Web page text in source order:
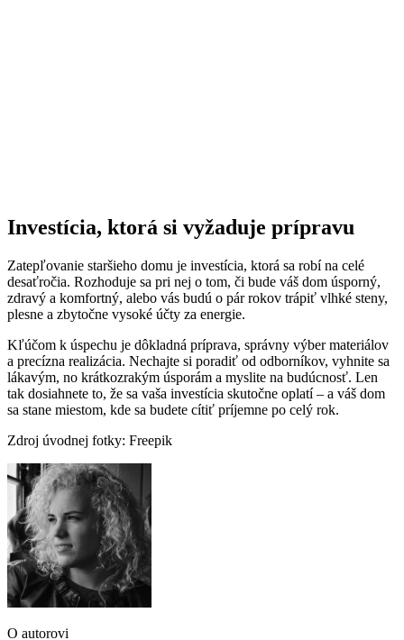
Investícia, ktorá si vyžaduje prípravu
Zatepľovanie staršieho domu je investícia, ktorá sa robí na celé
desaťročia. Rozhoduje sa pri nej o tom, či bude váš dom úsporný,
zdravý a komfortný, alebo vás budú o pár rokov trápiť vlhké steny,
plesne a zbytočne vysoké účty za energie.
Kľúčom k úspechu je dôkladná príprava, správny výber materiálov
a precízna realizácia. Nechajte si poradiť od odborníkov, vyhnite sa
lákavým, no krátkozrakým úsporám a myslite na budúcnosť. Len
tak dosiahnete to, že sa vaša investícia skutočne oplatí – a váš dom
sa stane miestom, kde sa budete cítiť príjemne po celý rok.
Zdroj úvodnej fotky: Freepik
O autorovi